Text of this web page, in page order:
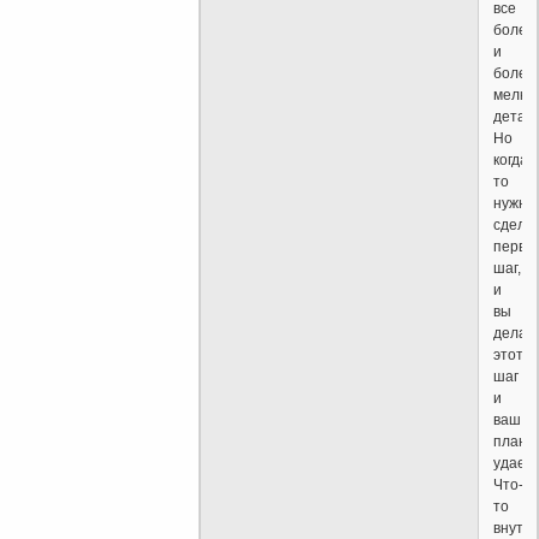
все
более
и
более
Но
когда-
то
нужно
шаг,
и
вы
этот
шаг
и
ваш
план
Что-
то
внутри